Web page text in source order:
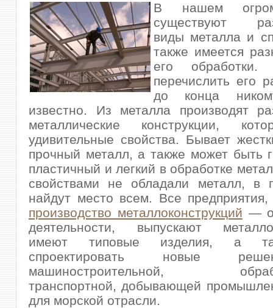
В нашем
существуют
виды металла и
также имеется
его обработки.
перечислить его
до конца
известно. Из металла производят
металлические конструкции,
удивительные свойства. Бывает
прочный металл, а также может быть
пластичный и легкий в обработке
свойствами не обладали металл, в
найдут место всем. Все
производство металлоконструкций —
деятельности, выпускают
имеют типовые изделия, а
спроектировать новые
машиностроительной,
транспортной, добывающей
для морской отрасли.